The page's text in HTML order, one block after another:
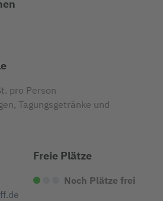
pro Person
Tagungsgetränke und
Freie Plätze
Noch Plätze frei